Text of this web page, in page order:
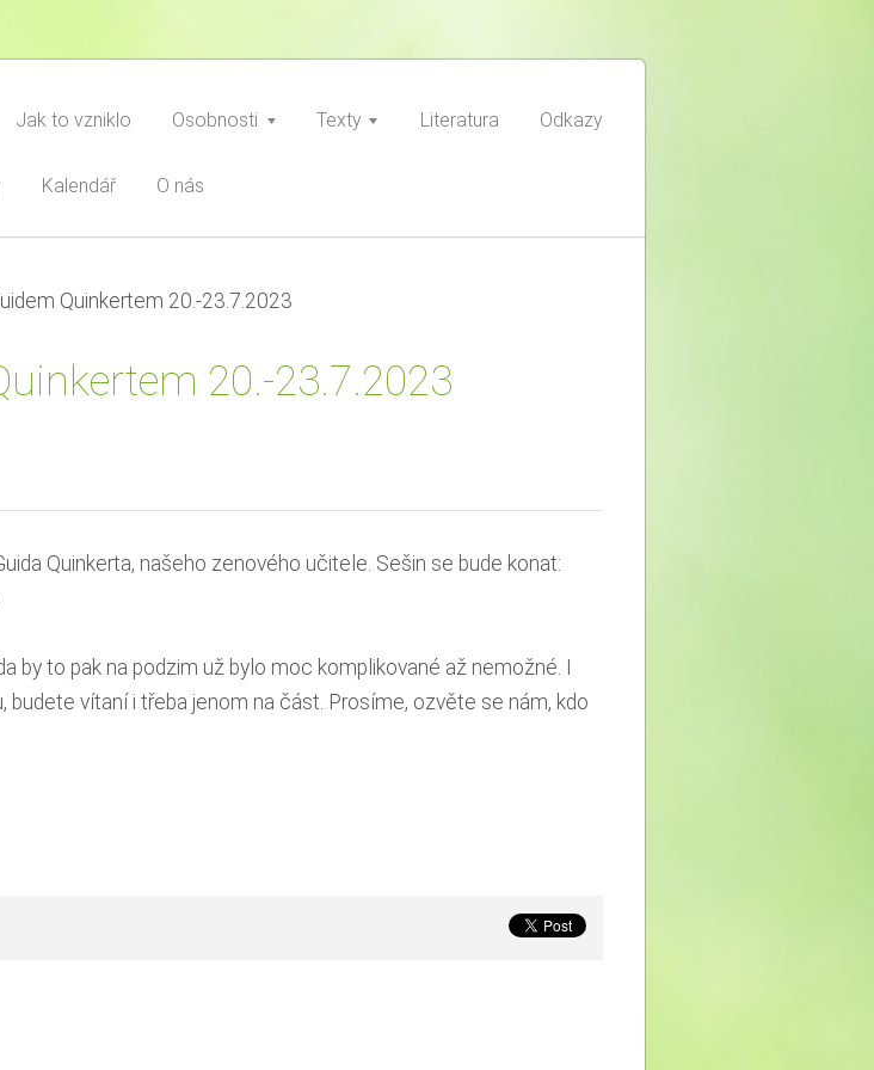
Jak to vzniklo Osobnosti Texty Literatura Odkazy
Kalendář O nás
Quinkertem 20.-23.7.2023
20.-23.7.2023
Quinkerta, našeho zenového učitele. Sešin se bude konat:
by to pak na podzim už bylo moc komplikované až nemožné.
budete vítaní i třeba jenom na část. Prosíme, ozvěte se nám, kdo